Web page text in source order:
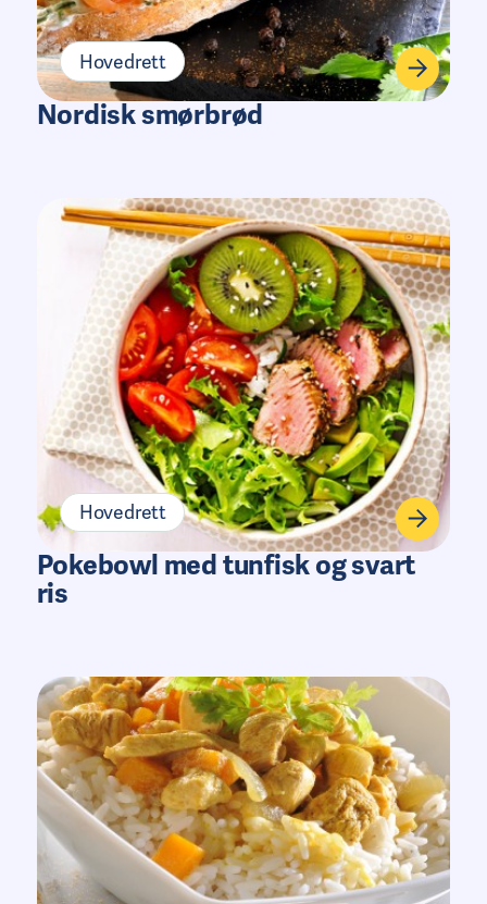
Hovedrett
Nordisk smørbrød
Hovedrett
Pokebowl med tunfisk og svart
ris